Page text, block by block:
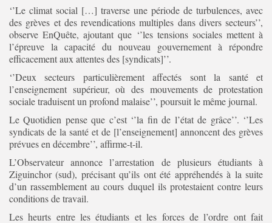
‘’Le climat social […] traverse une période de turbulences, avec
des grèves et des revendications multiples dans divers secteurs’’,
observe EnQuête, ajoutant que ‘’les tensions sociales mettent à
l’épreuve la capacité du nouveau gouvernement à répondre
efficacement aux attentes des [syndicats]’’.
‘’Deux secteurs particulièrement affectés sont la santé et
l’enseignement supérieur, où des mouvements de protestation
sociale traduisent un profond malaise’’, poursuit le même journal.
Le Quotidien pense que c’est ‘’la fin de l’état de grâce’’. ‘’Les
syndicats de la santé et de [l’enseignement] annoncent des grèves
prévues en décembre’’, affirme-t-il.
L’Observateur annonce l’arrestation de plusieurs étudiants à
Ziguinchor (sud), précisant qu’ils ont été appréhendés à la suite
d’un rassemblement au cours duquel ils protestaient contre leurs
conditions de travail.
Les heurts entre les étudiants et les forces de l’ordre ont fait